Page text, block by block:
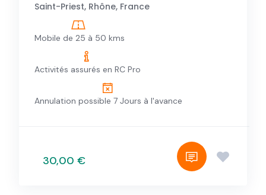
Saint-Priest, Rhône, France
Mobile de 25 à 50 kms
Activités assurés en RC Pro
Annulation possible 7 Jours à l'avance
30,00 €